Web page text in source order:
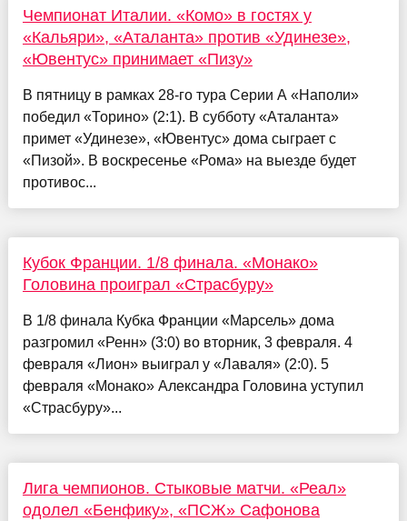
Чемпионат Италии. «Комо» в гостях у
«Кальяри», «Аталанта» против «Удинезе»,
«Ювентус» принимает «Пизу»
В пятницу в рамках 28-го тура Серии А «Наполи»
победил «Торино» (2:1). В субботу «Аталанта»
примет «Удинезе», «Ювентус» дома сыграет с
«Пизой». В воскресенье «Рома» на выезде будет
противос...
Кубок Франции. 1/8 финала. «Монако»
Головина проиграл «Страсбуру»
В 1/8 финала Кубка Франции «Марсель» дома
разгромил «Ренн» (3:0) во вторник, 3 февраля. 4
февраля «Лион» выиграл у «Лаваля» (2:0). 5
февраля «Монако» Александра Головина уступил
«Страсбуру»...
Лига чемпионов. Стыковые матчи. «Реал»
одолел «Бенфику», «ПСЖ» Сафонова